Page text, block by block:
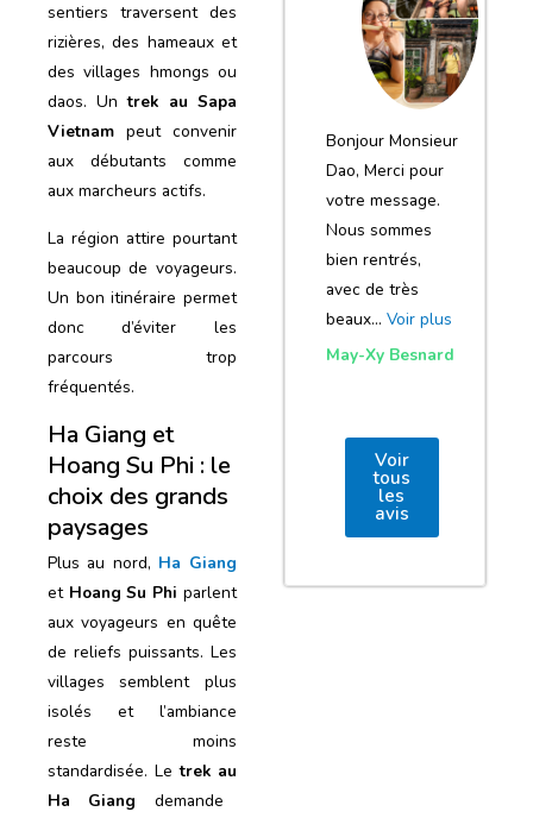
sentiers traversent des
rizières, des hameaux et
des villages hmongs ou
daos. Untrek au Sapa
Vietnam peut convenir
aux débutants comme
aux marcheurs actifs.
La région attire pourtant
beaucoup de voyageurs.
Un bon itinéraire permet
donc d’éviter les
parcours trop
fréquentés.
Ha Giang et
Hoang Su Phi : le
choix des grands
paysages
Plus au nord, Ha Giang
et Hoang Su Phi parlent
aux voyageurs en quête
de reliefs puissants. Les
villages semblent plus
isolés et l’ambiance
reste moins
standardisée. Letrekau
Ha Giang demande
notre voyage
et de votre
agence
Bonjour Monsieur
Dao, Merci pour
votre message.
Nous sommes
bien rentrés,
avec de très
beaux… Voir plus
May-Xy Besnard
Voir
tous
les
avis